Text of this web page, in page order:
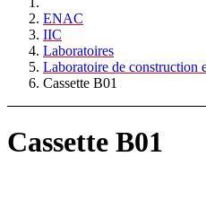
ENAC
IIC
Laboratoires
Laboratoire de construction
Cassette B01
Cassette B01